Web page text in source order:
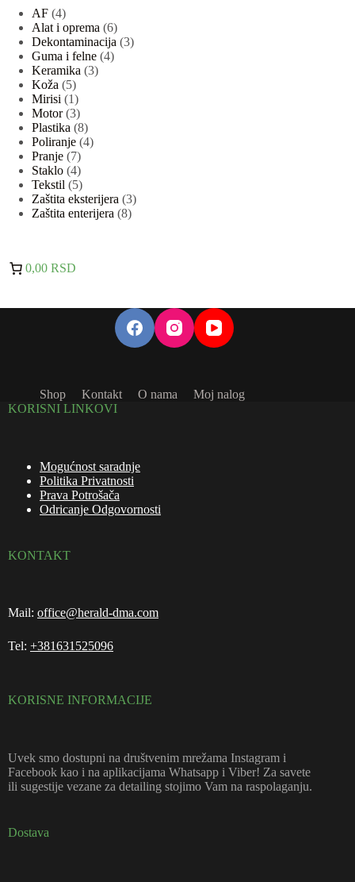
AF 44
proizvoda
Alat i oprema 66
proizvoda
Dekontaminacija 33
Guma i felne 44
Keramika 33
Koža 55
proizvoda
Mirisi 11
proizvod
Motor 33
proizvoda
Plastika 88
proizvoda
Poliranje 44
Pranje 77
proizvoda
Staklo 44
proizvoda
Tekstil 55
proizvoda
Zaštita eksterijera 33
Zaštita enterijera 88
0,00 RSD
Shop Kontakt O nama
Moj nalog
KORISNI LINKOVI
Mogućnost saradnje
Politika Privatnosti
Prava Potrošača
Odricanje Odgovornosti
KONTAKT
Mail: office@herald-dma.com
Tel: +381631525096
KORISNE INFORMACIJE
Uvek smo dostupni na društvenim mrežama Instagram i
Facebook kao i na aplikacijama Whatsapp i Viber! Za savete
ili sugestije vezane za detailing stojimo Vam na raspolaganju.
Dostava